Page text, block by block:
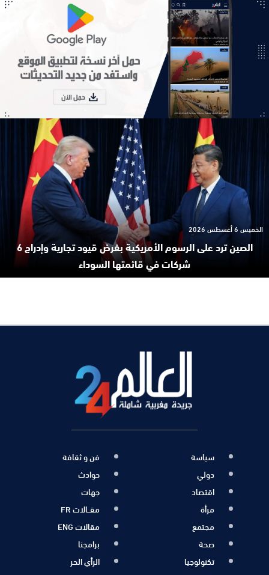
الصين ترد على الرسوم الأمريكية بفرض قيود تجارية وإدراج 6
شركات في قائمتها السوداء
الخميس 6 أغسطس 2026
سياسة
دولي
اقتصاد
مرأة
مجتمع
صحة
تكنولوجيا
فن و ثقافة
حوادث
جهات
مقــالات FR
مقالات ENG
برامجنا
الرأي الحر